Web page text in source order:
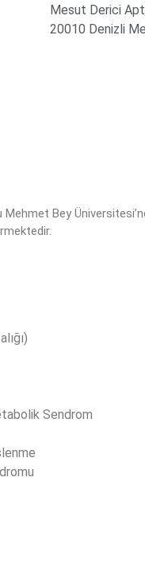
Mesut Derici
20010 Denizli
Bey
Sendrom